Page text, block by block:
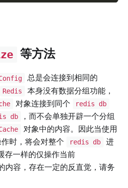
等方法
总是会连接到相同的
Redis
本身没有数据分组功能，
对象连接到同个 redis db
db
，而不会单独开辟一个分组
对象中的内容。因此当使用
时，将会对整个 redis db
进
存一样的仅操作当前
内容，存在一定的反直觉，请务